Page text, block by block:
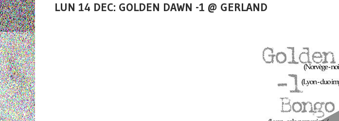
LUN 14 DEC: GOLDEN DAWN -1 @ GERLAND